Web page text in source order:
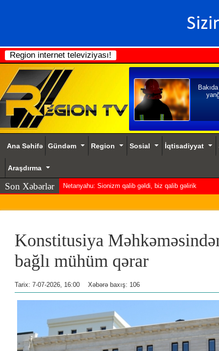
Region internet televiziyası!
Ana Səhifə Gündəm Region Sosial İqtisadiyyat
Araşdırma
Son Xəbərlər Netanyahu: Sionizm qalib gəldi, biz qalib gəlirik
Konstitusiya
bağlı mühüm qərar
Tarix: 7-07-2026, 16:00 Xəbərə baxış: 106